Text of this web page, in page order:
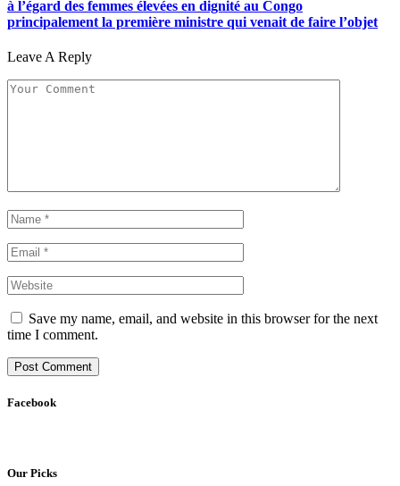
à l’égard des femmes élevées en dignité au Congo
principalement la première ministre qui venait de faire l’objet
Leave A Reply
Save my name, email, and website in this browser for the next
time I comment.
Facebook
Our Picks